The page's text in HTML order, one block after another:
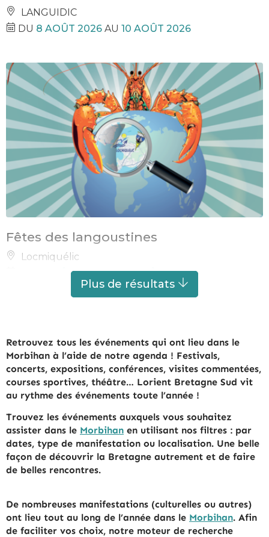
LANGUIDIC
DU 8 AOÛT 2026 AU 10 AOÛT 2026
Fêtes des langoustines
Locmiquélic
7 AOÛT 2026AU10 AOÛT 2026
Plus de résultats
Retrouvez tous les événements qui ont lieu dans le
Morbihan à l’aide de notre agenda ! Festivals,
concerts, expositions, conférences, visites commentées,
courses sportives, théâtre… Lorient Bretagne Sud vit
au rythme des événements toute l’année !
Trouvez les événements auxquels vous souhaitez
assister dans le Morbihan en utilisant nos filtres : par
dates, type de manifestation ou localisation. Une belle
façon de découvrir la Bretagne autrement et de faire
de belles rencontres.
De nombreuses manifestations (culturelles ou autres)
ont lieu tout au long de l’année dans le Morbihan. Afin
de faciliter vos choix, notre moteur de recherche